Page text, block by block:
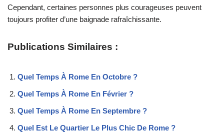
Cependant, certaines personnes plus courageuses peuvent
toujours profiter d’une baignade rafraîchissante.
Publications Similaires :
Quel Temps À Rome En Octobre ?
Quel Temps À Rome En Février ?
Quel Temps À Rome En Septembre ?
Quel Est Le Quartier Le Plus Chic De Rome ?